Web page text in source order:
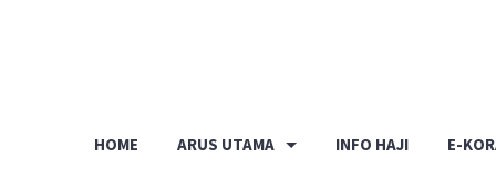
HOME ARUS UTAMA INFO HAJI E-